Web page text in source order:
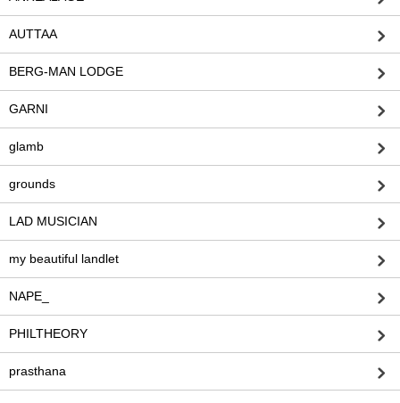
AUTTAA
BERG-MAN LODGE
GARNI
glamb
grounds
LAD MUSICIAN
my beautiful landlet
NAPE_
PHILTHEORY
prasthana